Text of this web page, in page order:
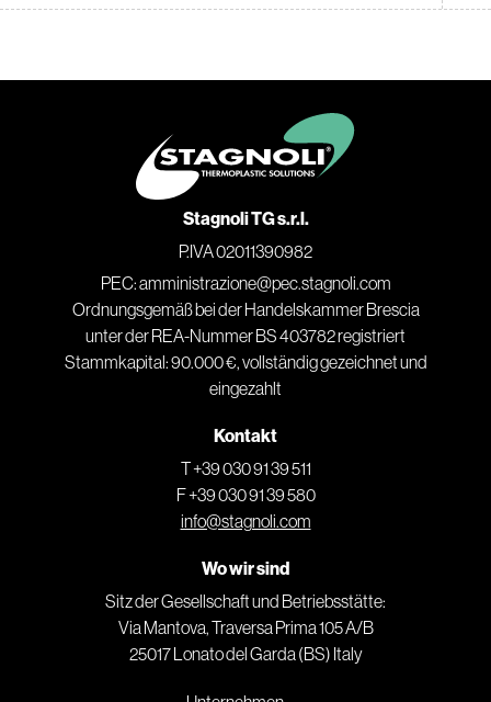
Stagnoli TG s.r.l.
P.IVA 02011390982
PEC: amministrazione@pec.stagnoli.com
Ordnungsgemäß bei der Handelskammer Brescia
unter der REA-Nummer BS 403782 registriert
Stammkapital: 90.000 €, vollständig gezeichnet und
eingezahlt
Kontakt
T +39 030 91 39 511
F +39 030 91 39 580
info@stagnoli.com
Wo wir sind
Sitz der Gesellschaft und Betriebsstätte:
Via Mantova, Traversa Prima 105 A/B
25017 Lonato del Garda (BS) Italy